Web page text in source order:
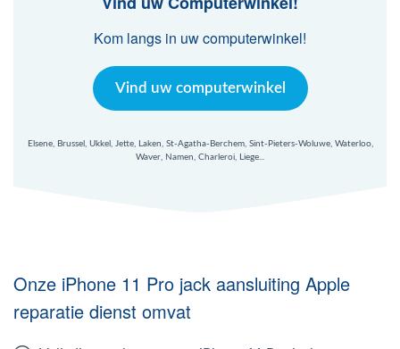
Nl
Kom langs in uw computerwinkel!
Vind uw computerwinkel
Elsene, Brussel, Ukkel, Jette, Laken, St-Agatha-Berchem, Sint-Pieters-Woluwe, Waterloo,
Waver, Namen, Charleroi, Liege...
Onze iPhone 11 Pro jack aansluiting Apple
reparatie dienst omvat